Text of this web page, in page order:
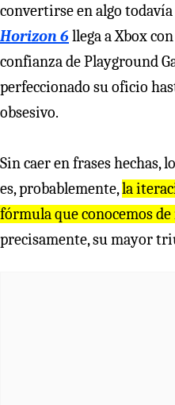
convertirse en algo todavía
Horizon 6 llega a Xbox
confianza de Playground
perfeccionado su oficio
obsesivo.
Sin caer en frases hechas,
es, probablemente,la
fórmula que conocemos
precisamente, su mayor